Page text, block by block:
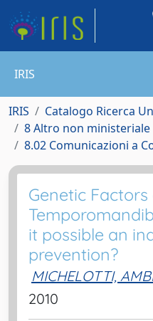
IRIS
IRIS
Catalogo Ricerca
8 Altro non ministeriale
8.02 Comunicazioni a
Genetic
it possible an
prevention?
MICHELOTTI,
2010